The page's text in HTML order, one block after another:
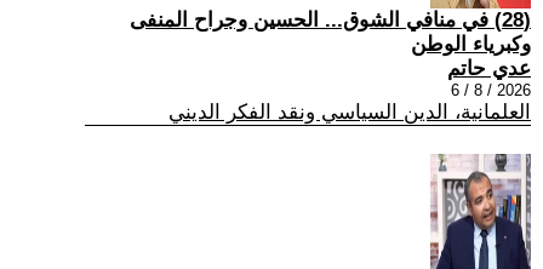
(28) في منافي الشوق... الحسين وجراح المنفى
وكبرياء الوطن
عدي حاتم
2026 / 8 / 6
العلمانية، الدين السياسي ونقد الفكر الديني